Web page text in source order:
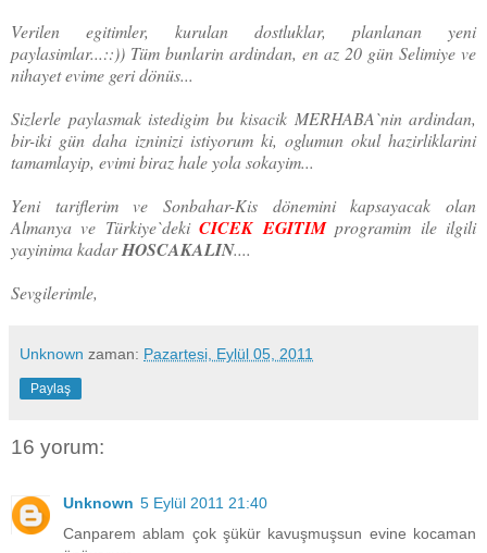
Verilen egitimler, kurulan dostluklar, planlanan yeni
paylasimlar...::)) Tüm bunlarin ardindan, en az 20 gün Selimiye ve
nihayet evime geri dönüs...
Sizlerle paylasmak istedigim bu kisacik MERHABA`nin ardindan,
bir-iki gün daha izninizi istiyorum ki, oglumun okul hazirliklarini
tamamlayip, evimi biraz hale yola sokayim...
Yeni tariflerim ve Sonbahar-Kis dönemini kapsayacak olan
Almanya ve Türkiye`dekiCICEK EGITIMprogramim ile ilgili
yayinima kadarHOSCAKALIN....
Sevgilerimle,
Unknown zaman: Pazartesi, Eylül 05, 2011
Paylaş
16 yorum:
Unknown 5 Eylül 2011 21:40
Canparem ablam çok şükür kavuşmuşsun evine kocaman